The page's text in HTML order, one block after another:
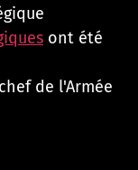
ont été
de l'Armée